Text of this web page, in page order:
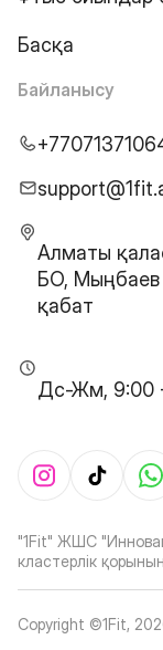
Басқа
Байланысу
Алматы
БО, Мыңбаев
қабат
Дс-Жм, 9:00
"1Fit" ЖШС
кластерлік
Copyright ©1Fit,